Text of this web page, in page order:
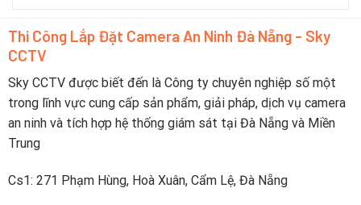
trực
tiếp
thoại
pin
dưới
2
tiếng
Thi Công Lắp Đặt Camera An Ninh Đà Nẵng - Sky
CCTV
Sky CCTV được biết đến là Công ty chuyên nghiệp số một
trong lĩnh vực cung cấp sản phẩm, giải pháp, dịch vụ camera
an ninh và tích hợp hệ thống giám sát tại Đà Nẵng và Miền
Trung
Cs1: 271 Phạm Hùng, Hoà Xuân, Cẩm Lệ, Đà Nẵng